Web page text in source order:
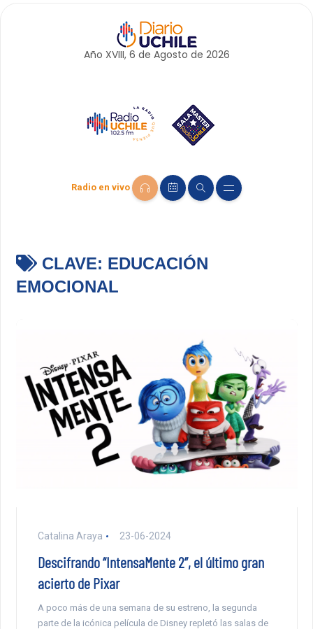
Año XVIII, 6 de Agosto de 2026
Radio en vivo
CLAVE: EDUCACIÓN
EMOCIONAL
Catalina Araya 23-06-2024
Descifrando “IntensaMente 2”, el último gran
acierto de Pixar
A poco más de una semana de su estreno, la segunda
parte de la icónica película de Disney repletó las salas de